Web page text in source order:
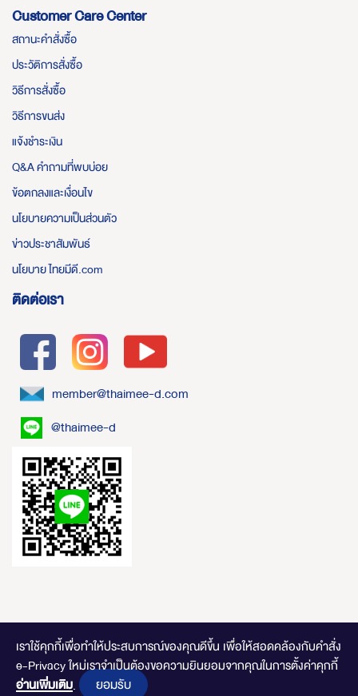
เราใช้คุกกี้เพื่อทำให้ประสบการณ์ของคุณดีขึ้น เพื่อให้สอดคล้องกับคำสั่ง
e-Privacy ใหม่เราจำเป็นต้องขอความยินยอมจากคุณในการตั้งค่าคุกกี้
อ่านเพิ่มเติม. ยอมรับ
Customer Care Center
สถานะคำสั่งซื้อ
ประวัติการสั่งซื้อ
วิธีการสั่งซื้อ
วิธีการขนส่ง
แจ้งชำระเงิน
Q&A คำถามที่พบบ่อย
ข้อตกลงและเงื่อนไข
นโยบายความเป็นส่วนตัว
ข่าวประชาสัมพันธ์
นโยบาย ไทยมีดี.com
ติดต่อเรา
member@thaimee-d.com
@thaimee-d
ไทยมีดี.com © 2020 Online Store. All Rights Reserved. DESIGNED BYCLICK